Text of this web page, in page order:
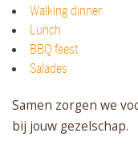
Walking dinner
Lunch
BBQ feest
Salades
Samen zorgen we
bij jouw gezelschap.